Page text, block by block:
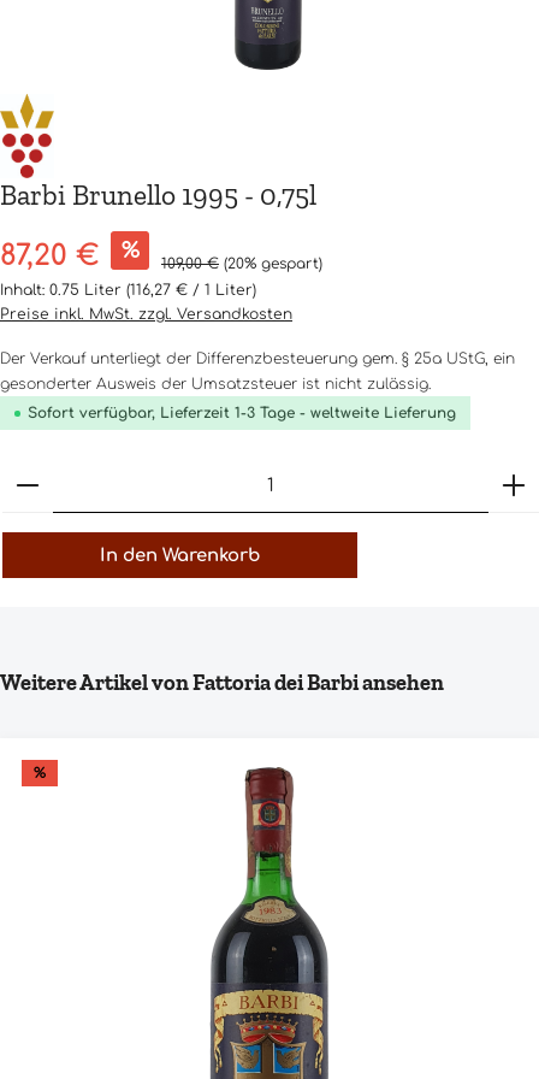
Barbi Brunello 1995 - 0,75l
Verkaufspreis:
87,20 € % Regulärer Preis:
109,00 € (20% gespart)
Inhalt: 0.75 Liter (116,27 € / 1 Liter)
Preise inkl. MwSt. zzgl. Versandkosten
Der Verkauf unterliegt der Differenzbesteuerung gem. § 25a UStG, ein
gesonderter Ausweis der Umsatzsteuer ist nicht zulässig.
Sofort verfügbar, Lieferzeit 1-3 Tage - weltweite Lieferung
Produkt Anzahl: Gib den gewünschten Wert
In den Warenkorb
Produktgalerie überspringen
Weitere Artikel von Fattoria dei Barbi ansehen
%